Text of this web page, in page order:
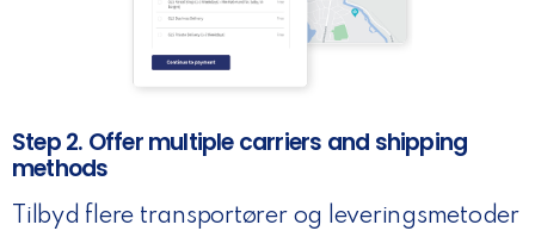
Step 2. Offer multiple carriers and shipping
methods
Tilbyd flere transportører og leveringsmetoder